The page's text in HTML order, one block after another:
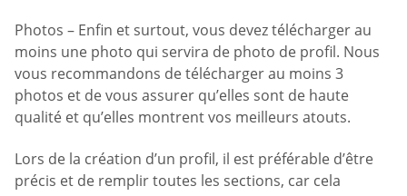
Photos – Enfin et surtout, vous devez télécharger au
moins une photo qui servira de photo de profil. Nous
vous recommandons de télécharger au moins 3
photos et de vous assurer qu’elles sont de haute
qualité et qu’elles montrent vos meilleurs atouts.
Lors de la création d’un profil, il est préférable d’être
précis et de remplir toutes les sections, car cela